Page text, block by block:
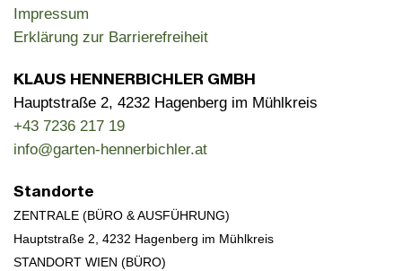
Impressum
Erklärung zur Barrierefreiheit
KLAUS HENNERBICHLER GMBH
Hauptstraße 2, 4232 Hagenberg im Mühlkreis
+43 7236 217 19
info@garten-hennerbichler.at
Standorte
ZENTRALE (BÜRO & AUSFÜHRUNG)
Hauptstraße 2, 4232 Hagenberg im Mühlkreis
STANDORT WIEN (BÜRO)